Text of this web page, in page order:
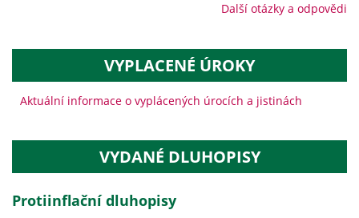
Další otázky a odpovědi
VYPLACENÉ ÚROKY
Aktuální informace o vyplácených úrocích a jistinách
VYDANÉ DLUHOPISY
protiinflační dluhopisy